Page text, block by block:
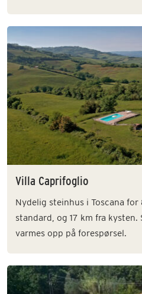
Villa Caprifoglio
Nydelig steinhus i Toscana for
standard, og 17 km fra kysten.
varmes opp på forespørsel.